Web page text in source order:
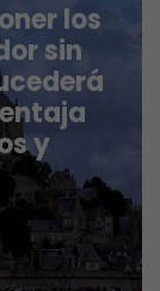
los
sin
y